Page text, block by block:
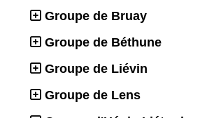
Groupe de Bruay
Groupe de Béthune
Groupe de Liévin
Groupe de Lens